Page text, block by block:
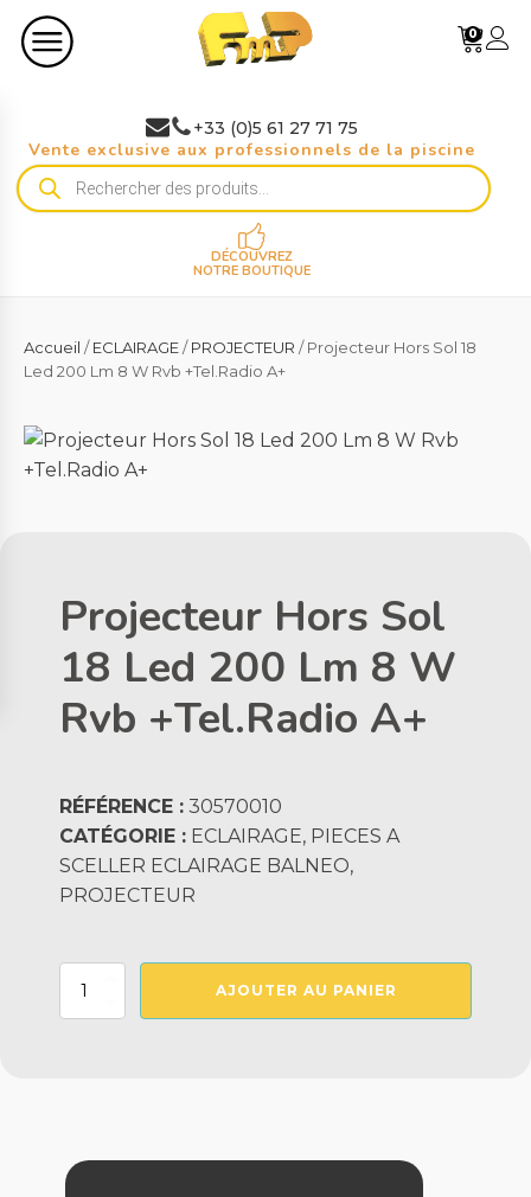
0
+33 (0)5 61 27 71 75
Vente exclusive aux professionnels de la piscine
Recherche
de
DÉCOUVREZ
NOTRE BOUTIQUE
Accueil /ECLAIRAGE/PROJECTEUR / Projecteur Hors Sol 18
Led 200 Lm 8 W Rvb +Tel.Radio A+
Projecteur Hors Sol
18 Led 200 Lm 8 W
Rvb +Tel.Radio A+
RÉFÉRENCE : 30570010
CATÉGORIE : ECLAIRAGE, PIECES A
SCELLER ECLAIRAGE BALNEO,
PROJECTEUR
quantité
Lm
8
AJOUTER AU PANIER